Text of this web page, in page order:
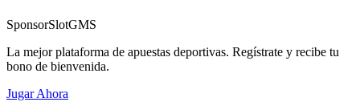
SponsorSlotGMS
La mejor plataforma de apuestas deportivas. Regístrate y recibe tu
bono de bienvenida.
Jugar Ahora